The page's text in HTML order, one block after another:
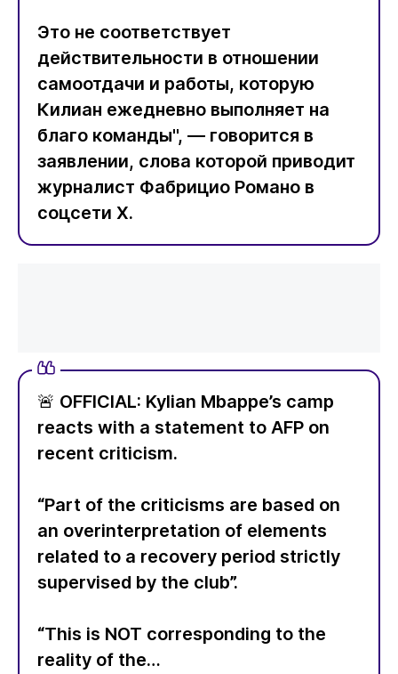
Это не соответствует
действительности в отношении
самоотдачи и работы, которую
Килиан ежедневно выполняет на
благо команды", — говорится в
заявлении, слова которой приводит
журналист Фабрицио Романо в
соцсети Х.
🚨 OFFICIAL: Kylian Mbappe’s camp
reacts with a statement to AFP on
recent criticism.
“Part of the criticisms are based on
an overinterpretation of elements
related to a recovery period strictly
supervised by the club”.
“This is NOT corresponding to the
reality of the…